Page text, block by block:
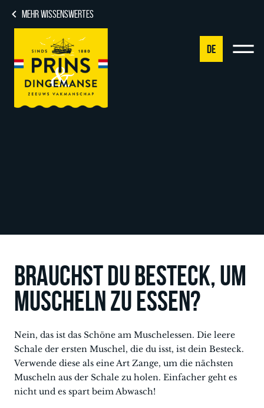
MEHR WISSENSWERTES
DE
Brauchst du Besteck, um
Muscheln zu essen?
Nein, das ist das Schöne am Muschelessen. Die leere
Schale der ersten Muschel, die du isst, ist dein Besteck.
Verwende diese als eine Art Zange, um die nächsten
Muscheln aus der Schale zu holen. Einfacher geht es
nicht und es spart beim Abwasch!